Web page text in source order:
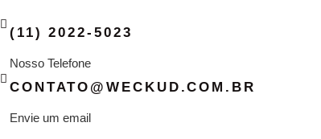
para
o
conteúdo
(11) 2022-5023
Nosso Telefone
CONTATO@WECKUD.COM.BR
Envie um email